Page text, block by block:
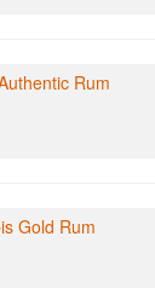
Rum
Gold Rum